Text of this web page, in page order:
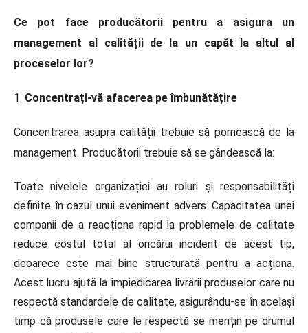
Ce pot face producătorii pentru a asigura un
management al calității de la un capăt la altul al
proceselor lor?
1. Concentrați-vă afacerea pe îmbunătățire
Concentrarea asupra calității trebuie să pornească de la
management. Producătorii trebuie să se gândească la:
Toate nivelele organizației au roluri și responsabilități
definite în cazul unui eveniment advers. Capacitatea unei
companii de a reacționa rapid la problemele de calitate
reduce costul total al oricărui incident de acest tip,
deoarece este mai bine structurată pentru a acționa.
Acest lucru ajută la împiedicarea livrării produselor care nu
respectă standardele de calitate, asigurându-se în același
timp că produsele care le respectă se mențin pe drumul